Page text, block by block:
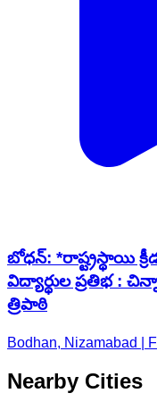
బోధన్: *రాష్ట్రస్థాయి
విద్యార్థుల ప్రతిభ :
త్రిపాఠి
Bodhan, Nizamabad |
Nearby Cities